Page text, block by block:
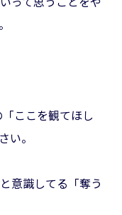
ここを観てほし
い。
意識してる「奪う